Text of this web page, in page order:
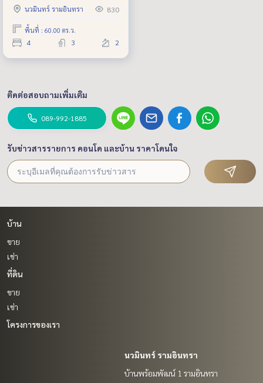
นวมินทร์ รามอินทรา 830
พื้นที่ : 60.00 ตร.ว.
4 3 2
ติดต่อสอบถามเพิ่มเติม
089-992-1885
รับข่าวสารรายการ คอนโด และบ้าน ราคาโดนใจ
บ้าน
ขาย
เช่า
ที่ดิน
ขาย
เช่า
โครงการของเรา
นวมินทร์ รามอินทรา
บ้านพร้อมพัฒน์ 1 รามอินทรา